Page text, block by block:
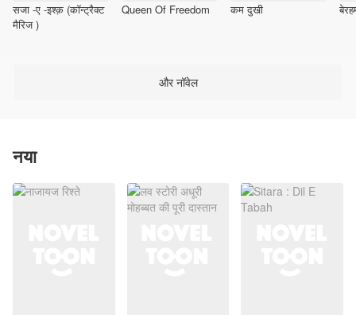
सजा -ए -इश्क़ (कॉन्ट्रैक्ट
मैरिज )
Queen Of Freedom कम दुखी
और नॉवेल
नया